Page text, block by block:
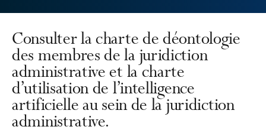
Consulter la charte de déontologie
des membres de la juridiction
administrative et la charte
d’utilisation de l’intelligence
artificielle au sein de la juridiction
administrative.